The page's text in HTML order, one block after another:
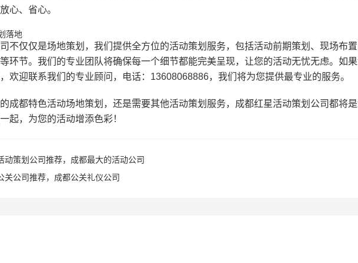
心、省心。
落地
不仅仅是场地策划，我们提供全方位的活动策划服务，包括活动前期策划、现场布置
环节。我们的专业团队将确保每一个细节都能完美呈现，让您的活动无忧无虑。如
欢迎联系我们的专业顾问，电话：13608068886，我们将为您提供最专业的服务。
成都特色活动场地策划，还是需要其他活动策划服务，成都红星活动策划公司都将
起，为您的活动增添色彩！
动策划公司推荐，成都最大的活动公司
关公司推荐，成都公关礼仪公司